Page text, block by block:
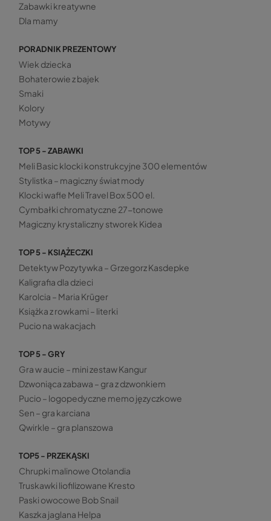
Zabawki kreatywne
Dla mamy
PORADNIK PREZENTOWY
Wiek dziecka
Bohaterowie z bajek
Smaki
Kolory
Motywy
TOP 5 - ZABAWKI
Meli Basic klocki konstrukcyjne 300 elementów
Stylistka – magiczny świat mody
Klocki wafle Meli Travel Box 500 el.
Cymbałki chromatyczne 27-tonowe
Magiczny krystaliczny stworek Kidea
TOP 5 - KSIĄŻECZKI
Detektyw Pozytywka – Grzegorz Kasdepke
Kaligrafia dla dzieci
Karolcia – Maria Krüger
Książka z rowkami – literki
Pucio na wakacjach
TOP 5 - GRY
Gra w aucie – mini zestaw Kangur
Dzwoniąca zabawa – gra z dzwonkiem
Pucio – logopedyczne memo języczkowe
Sen – gra karciana
Qwirkle – gra planszowa
TOP5 - PRZEKĄSKI
Chrupki malinowe Otolandia
Truskawki liofilizowane Kresto
Paski owocowe Bob Snail
Kaszka jaglana Helpa